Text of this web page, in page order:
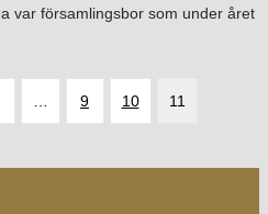
var församlingsbor som under året
… 9 10 11